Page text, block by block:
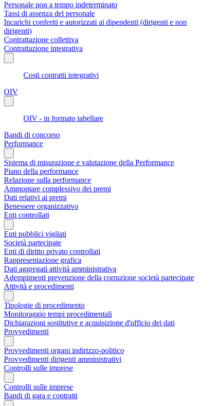
Personale non a tempo indeterminato
Tassi di assenza del personale
Incarichi conferiti e autorizzati ai dipendenti (dirigenti e non
dirigenti)
Contrattazione collettiva
Contrattazione integrativa
Costi contratti integrativi
OIV
OIV - in formato tabellare
Bandi di concorso
Performance
Sistema di misurazione e valutazione della Performance
Piano della performance
Relazione sulla performance
Ammontare complessivo dei premi
Dati relativi ai premi
Benessere organizzativo
Enti controllati
Enti pubblici vigilati
Società partecipate
Enti di diritto privato controllati
Rappresentazione grafica
Dati aggregati attività amministrativa
Adempimenti prevenzione della corruzione società partecipate
Attività e procedimenti
Tipologie di procedimento
Monitoraggio tempi procedimentali
Dichiarazioni sostitutive e acquisizione d'ufficio dei dati
Provvedimenti
Provvedimenti organi indirizzo-politico
Provvedimenti dirigenti amministrativi
Controlli sulle imprese
Controlli sulle imprese
Bandi di gara e contratti